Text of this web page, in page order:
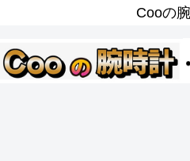
Cooの